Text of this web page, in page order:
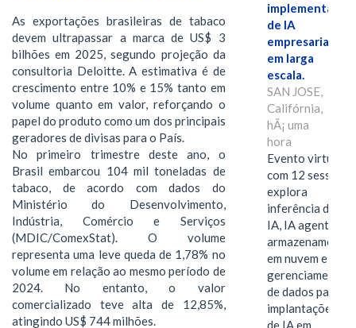
As exportações brasileiras de tabaco
devem ultrapassar a marca de US$ 3
bilhões em 2025, segundo projeção da
consultoria Deloitte. A estimativa é de
crescimento entre 10% e 15% tanto em
volume quanto em valor, reforçando o
papel do produto como um dos principais
geradores de divisas para o País.
No primeiro trimestre deste ano, o
Brasil embarcou 104 mil toneladas de
tabaco, de acordo com dados do
Ministério do Desenvolvimento,
Indústria, Comércio e Serviços
(MDIC/ComexStat). O volume
representa uma leve queda de 1,78% no
volume em relação ao mesmo período de
2024. No entanto, o valor
comercializado teve alta de 12,85%,
atingindo US$ 744 milhões.
implementação
de IA
empresarial
em larga
escala.
SAN JOSE,
Califórnia,
hÃ¡ uma
hora
Evento virtual
com 12 sessões
explora
inferência de
IA, IA agentiva,
armazenamento
em nuvem e
gerenciamento
de dados para
implantações
de IA em